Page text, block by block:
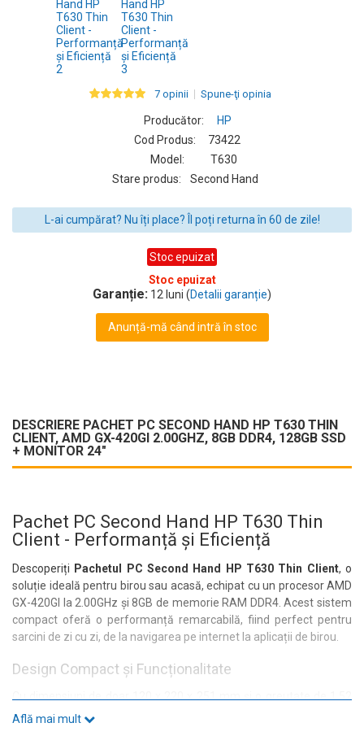
7 opinii Spune-ţi opinia
Producător:
HP
Cod Produs:
73422
Model:
T630
Stare produs:
Second Hand
L-ai cumpărat? Nu îți place? Îl poți returna în 60 de zile!
Stoc epuizat
Stoc epuizat
Garanție: 12 luni (Detalii garanție)
Anunță-mă când intră în stoc
DESCRIERE PACHET PC SECOND HAND HP T630 THIN
CLIENT, AMD GX-420GI 2.00GHZ, 8GB DDR4, 128GB SSD
+ MONITOR 24"
Pachet PC Second Hand HP T630 Thin
Client - Performanță și Eficiență
Descoperiți Pachetul PC Second Hand HP T630 Thin Client, o
soluție ideală pentru birou sau acasă, echipat cu un procesor AMD
GX-420GI la 2.00GHz și 8GB de memorie RAM DDR4. Acest sistem
compact oferă o performanță remarcabilă, fiind perfect pentru
sarcini de zi cu zi, de la navigarea pe internet la aplicații de birou.
Design Compact și Funcționalitate
kg, acest mini PC se integrează ușor în orice spațiu de lucru.
Află mai mult